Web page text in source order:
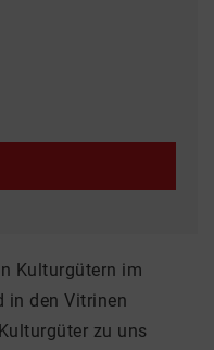
Kulturgütern im
in den Vitrinen
zu uns